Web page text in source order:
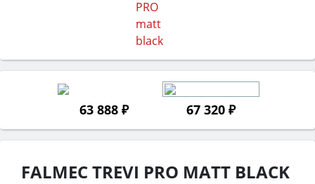
63 888 ₽ 67 320 ₽
FALMEC TREVI PRO MATT BLACK